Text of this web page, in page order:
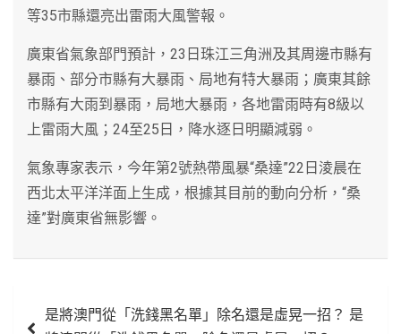
等35市縣還亮出雷雨大風警報。
廣東省氣象部門預計，23日珠江三角洲及其周邊市縣有
暴雨、部分市縣有大暴雨、局地有特大暴雨；廣東其餘
市縣有大雨到暴雨，局地大暴雨，各地雷雨時有8級以
上雷雨大風；24至25日，降水逐日明顯減弱。
氣象專家表示，今年第2號熱帶風暴“桑達”22日淩晨在
西北太平洋洋面上生成，根據其目前的動向分析，“桑
達”對廣東省無影響。
章
是將澳門從「洗錢黑名單」除名還是虛晃一招？ 是